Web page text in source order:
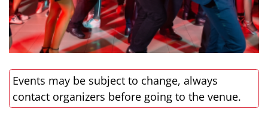
Events may be subject to change, always
contact organizers before going to the venue.